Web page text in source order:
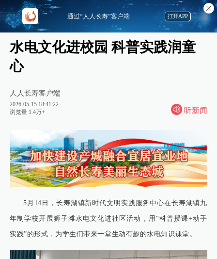
水电文化进校园 科普实践润童
心
人人长寿客户端
2026-05-15 18:41:22
浏览量 1.4万+
听新闻
5月14日，长寿湖镇新时代文明实践服务中心在长寿湖镇九
年制学校开展狮子滩水电文化进社区活动，用“科普授课+动手
实践”的形式，为学生们带来一堂生动有趣的水电知识课堂。
通过“人人长寿”客户端 打开APP